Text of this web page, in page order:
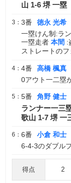
山 1-6 堺 一塁
3： 3番 徳永 光希
一塁けん制:ラ
一塁走者 本間 :
ストレートの
4： 4番 高橋 楓真
0アウト一二塁
5： 5番 角野 健士
ランナー一三
歌山 1-7 堺 一
6： 6番 小倉 和士
6-4-3のダブル
得点 2